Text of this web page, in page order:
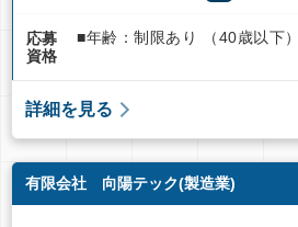
応募
資格
■年齢：制限あり （40歳以下）
詳細を見る
有限会社 向陽テック(製造業)